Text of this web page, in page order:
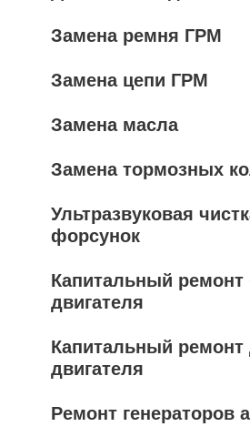
Замена ремня ГРМ
Замена цепи ГРМ
Замена масла
Замена тормозных
Ультразвуковая
форсунок
Капитальный ремонт
двигателя
Капитальный ремонт
двигателя
Ремонт генераторов